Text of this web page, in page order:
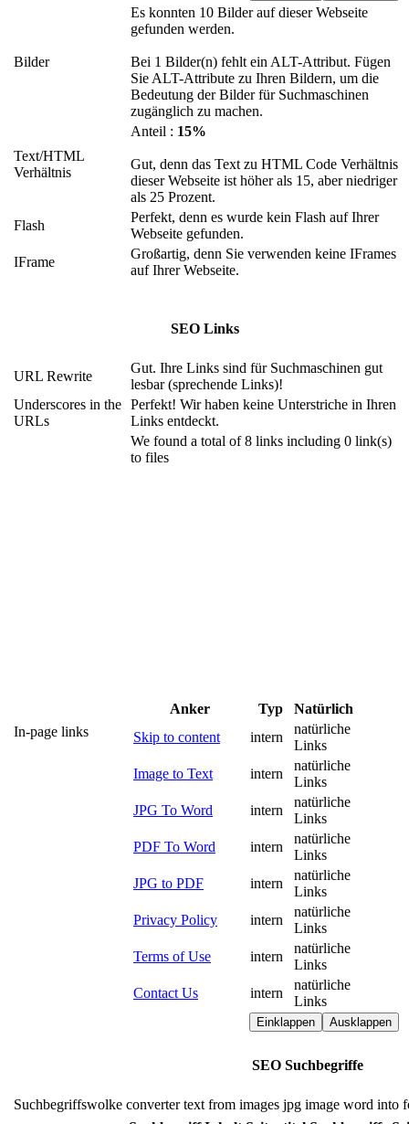
Bilder
Es konnten 10 Bilder auf dieser Webseite
gefunden werden.
Bei 1 Bilder(n) fehlt ein ALT-Attribut. Fügen
Sie ALT-Attribute zu Ihren Bildern, um die
Bedeutung der Bilder für Suchmaschinen
zugänglich zu machen.
Text/HTML
Verhältnis
Anteil : 15%
Gut, denn das Text zu HTML Code Verhältnis
dieser Webseite ist höher als 15, aber niedriger
als 25 Prozent.
Flash
Perfekt, denn es wurde kein Flash auf Ihrer
Webseite gefunden.
IFrame
Großartig, denn Sie verwenden keine IFrames
auf Ihrer Webseite.
SEO Links
URL Rewrite
Gut. Ihre Links sind für Suchmaschinen gut
lesbar (sprechende Links)!
Underscores in the
URLs
Perfekt! Wir haben keine Unterstriche in Ihren
Links entdeckt.
In-page links
We found a total of 8 links including 0 link(s)
to files
Anker Typ
Natürlich
Skip to content
intern
natürliche
Links
Image to Text
intern
natürliche
Links
JPG To Word
intern
natürliche
Links
PDF To Word
intern
natürliche
Links
JPG to PDF
intern
natürliche
Links
Privacy Policy
intern
natürliche
Links
Terms of Use
intern
natürliche
Links
Contact Us
intern
natürliche
Links
Ausklappen
Einklappen
SEO Suchbegriffe
Suchbegriffswolke converter text from images jpg image word into